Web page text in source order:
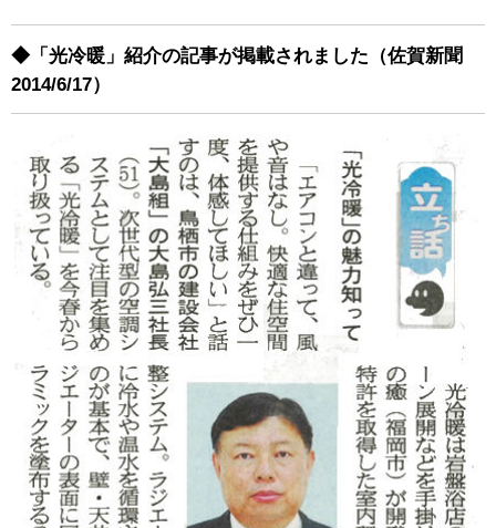
◆「光冷暖」紹介の記事が掲載されました（佐賀新聞
2014/6/17）